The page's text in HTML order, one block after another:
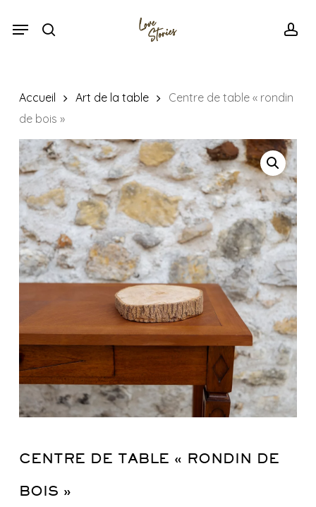
search
Menu
Accueil Art de la table
Centre de table « rondin
de bois »
CENTRE DE TABLE « RONDIN DE
BOIS »